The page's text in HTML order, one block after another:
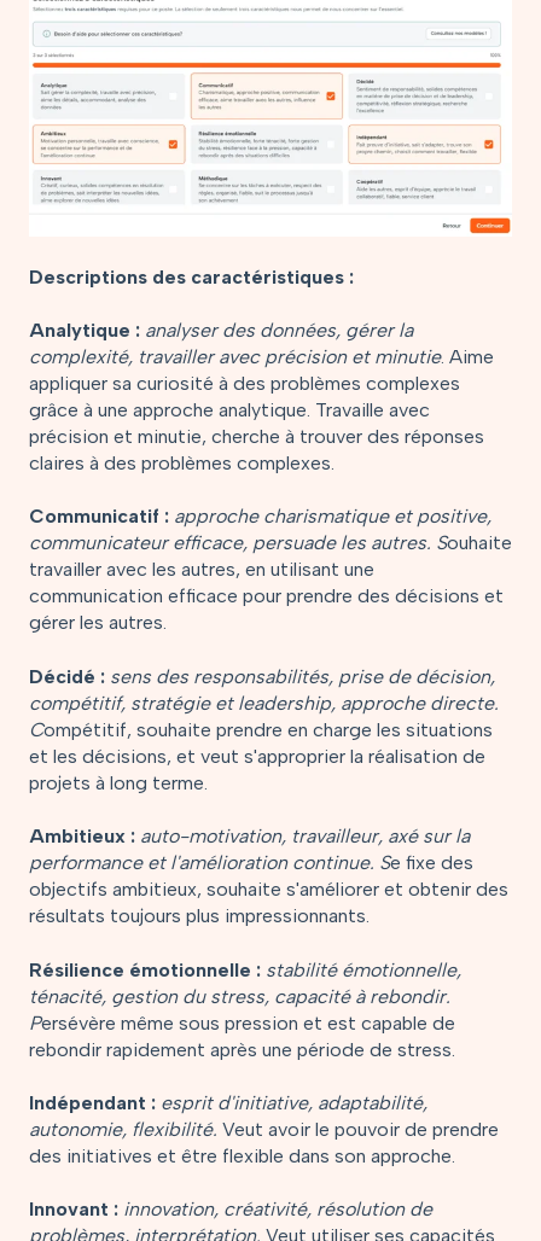
Descriptions des caractéristiques :
Analytique : analyser des données, gérer la
complexité, travailler avec précision et minutie. Aime
appliquer sa curiosité à des problèmes complexes
grâce à une approche analytique. Travaille avec
précision et minutie, cherche à trouver des réponses
claires à des problèmes complexes.
Communicatif : approche charismatique et positive,
communicateur efficace, persuade les autres. Souhaite
travailler avec les autres, en utilisant une
communication efficace pour prendre des décisions et
gérer les autres.
Décidé : sens des responsabilités, prise de décision,
compétitif, stratégie et leadership, approche directe.
Compétitif, souhaite prendre en charge les situations
et les décisions, et veut s'approprier la réalisation de
projets à long terme.
Ambitieux : auto-motivation, travailleur, axé sur la
performance et l'amélioration continue. Se fixe des
objectifs ambitieux, souhaite s'améliorer et obtenir des
résultats toujours plus impressionnants.
Résilience émotionnelle : stabilité émotionnelle,
ténacité, gestion du stress, capacité à rebondir.
Persévère même sous pression et est capable de
rebondir rapidement après une période de stress.
Indépendant : esprit d'initiative, adaptabilité,
autonomie, flexibilité. Veut avoir le pouvoir de prendre
des initiatives et être flexible dans son approche.
Innovant : innovation, créativité, résolution de
problèmes, interprétation. Veut utiliser ses capacités